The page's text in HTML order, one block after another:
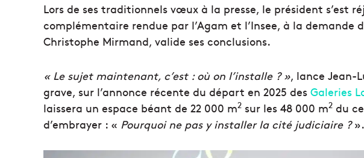
Lors de ses traditionnels vœux à la presse, le président s’est
complémentaire rendue par l’Agam et l’Insee, à la demande
Christophe Mirmand, valide ses conclusions.
« Le sujet maintenant, c’est : où on l’installe ? », lance Jean-
grave, sur l’annonce récente du départ en 2025 des Galeries
laissera un espace béant de 22 000 m2 sur les 48 000 m2 du
d’embrayer : « Pourquoi ne pas y installer la cité judiciaire ?».